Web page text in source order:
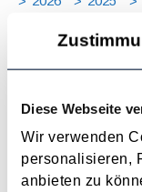
Diese Webseite
Wir verwenden
personalisieren,
anbieten zu
FEB
COVID-19 -
Auch Anfang